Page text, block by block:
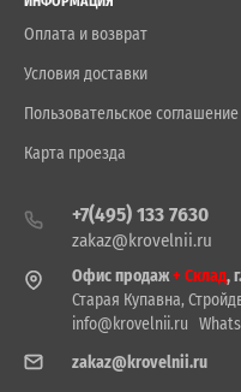
Оплата и возврат
Условия доставки
Пользовательское соглашение
Карта проезда
+7(495) 133 7630
zakaz@krovelnii.ru
Офис продаж+ Склад,
Старая Купавна,
info@krovelnii.ru
zakaz@krovelnii.ru